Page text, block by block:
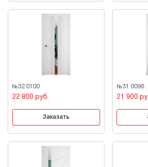
№32 0100
22 800 руб.
Заказать
№31 0096
21 900